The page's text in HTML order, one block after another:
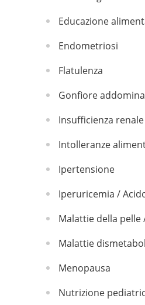
Educazione
Endometriosi
Flatulenza
Gonfiore
Insufficienza renale
Intolleranze
Ipertensione
Iperuricemia /
Malattie della
Malattie
Menopausa
Nutrizione